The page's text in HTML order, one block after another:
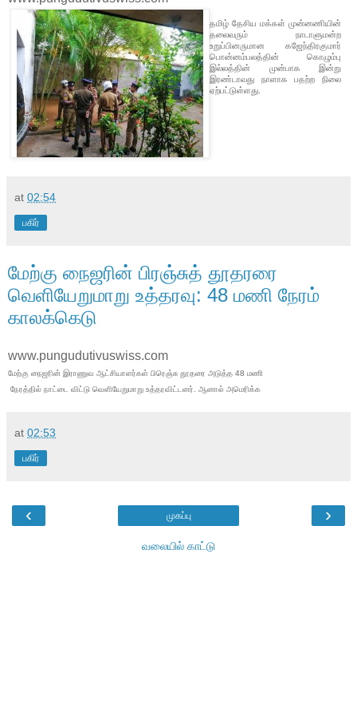
தமிழ் தேசிய மக்கள் முன்னணியின்
தலைவரும் நாடாளுமன்ற
உறுப்பினருமான கஜேந்திரகுமார்
பொன்னம்பலத்தின் கொழும்பு
இல்லத்தின் முன்பாக இன்று
இரண்டாவது நாளாக பதற்ற நிலை
ஏற்பட்டுள்ளது.
at 02:54
பகிர்
மேற்கு நைஜரின் பிரஞ்சுத் தூதரரை
வெளியேறுமாறு உத்தரவு: 48 மணி நேரம்
காலக்கெடு
www.pungudutivuswiss.com
மேற்கு நைஜரின் இராணுவ ஆட்சியாளர்கள் பிரெஞ்சு தூதரை அடுத்த 48 மணி
நேரத்தில் நாட்டை விட்டு வெளியேறுமாறு உத்தரவிட்டனர். ஆனால் அமெரிக்க
at 02:53
பகிர்
‹ ›
முகப்பு
வலையில் காட்டு